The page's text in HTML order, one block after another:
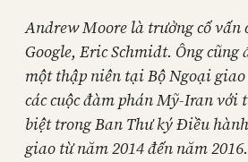
Andrew Moore là trưởng cố vấn
Google, Eric Schmidt. Ông cũng
một thập niên tại Bộ Ngoại
các cuộc đàm phán Mỹ-Iran với
biệt trong Ban Thư ký Điều
giao từ năm 2014 đến năm 2016.